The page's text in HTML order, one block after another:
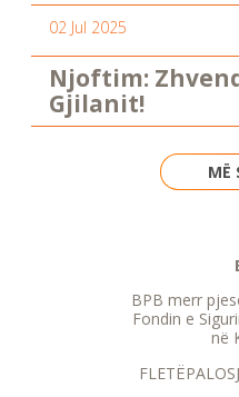
02 Jul 2025
Njoftim:
Gjilanit!
MË
BPB merr
Fondin e
në